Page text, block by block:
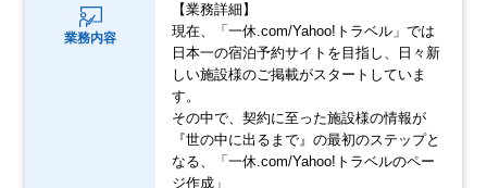
業務内容
【業務詳細】
現在、「一休.com/Yahoo!トラベル」では
日本一の宿泊予約サイトを目指し、日々新
しい施設様のご掲載がスタートしていま
す。
その中で、契約に至った施設様の情報が
『世の中に出るまで』の最初のステップと
なる、「一休.com/Yahoo!トラベルのペー
ジ作成」